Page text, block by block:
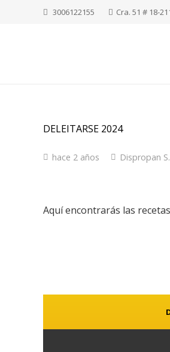
3006122155 Cra. 51 # 18-
DELEITARSE 2024
hace 2 años Dispropan
Aquí encontrarás las